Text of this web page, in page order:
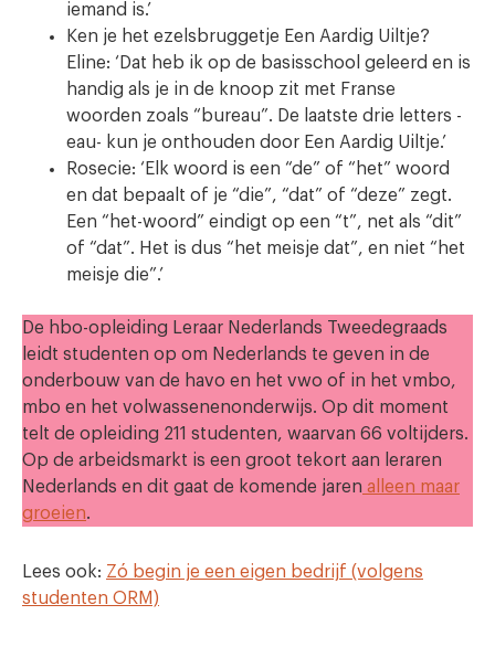
iemand is.’
Ken je het ezelsbruggetje Een Aardig Uiltje?
Eline: ‘Dat heb ik op de basisschool geleerd en is
handig als je in de knoop zit met Franse
woorden zoals “bureau”. De laatste drie letters -
eau- kun je onthouden door Een Aardig Uiltje.’
Rosecie: ‘Elk woord is een “de” of “het” woord
en dat bepaalt of je “die”, “dat” of “deze” zegt.
Een “het-woord” eindigt op een “t”, net als “dit”
of “dat”. Het is dus “het meisje dat”, en niet “het
meisje die”.’
De hbo-opleiding Leraar Nederlands Tweedegraads
leidt studenten op om Nederlands te geven in de
onderbouw van de havo en het vwo of in het vmbo,
mbo en het volwassenenonderwijs. Op dit moment
telt de opleiding 211 studenten, waarvan 66 voltijders.
Op de arbeidsmarkt is een groot tekort aan leraren
Nederlands en dit gaat de komende jaren alleen maar
groeien.
Lees ook: Zó begin je een eigen bedrijf (volgens
studenten ORM)